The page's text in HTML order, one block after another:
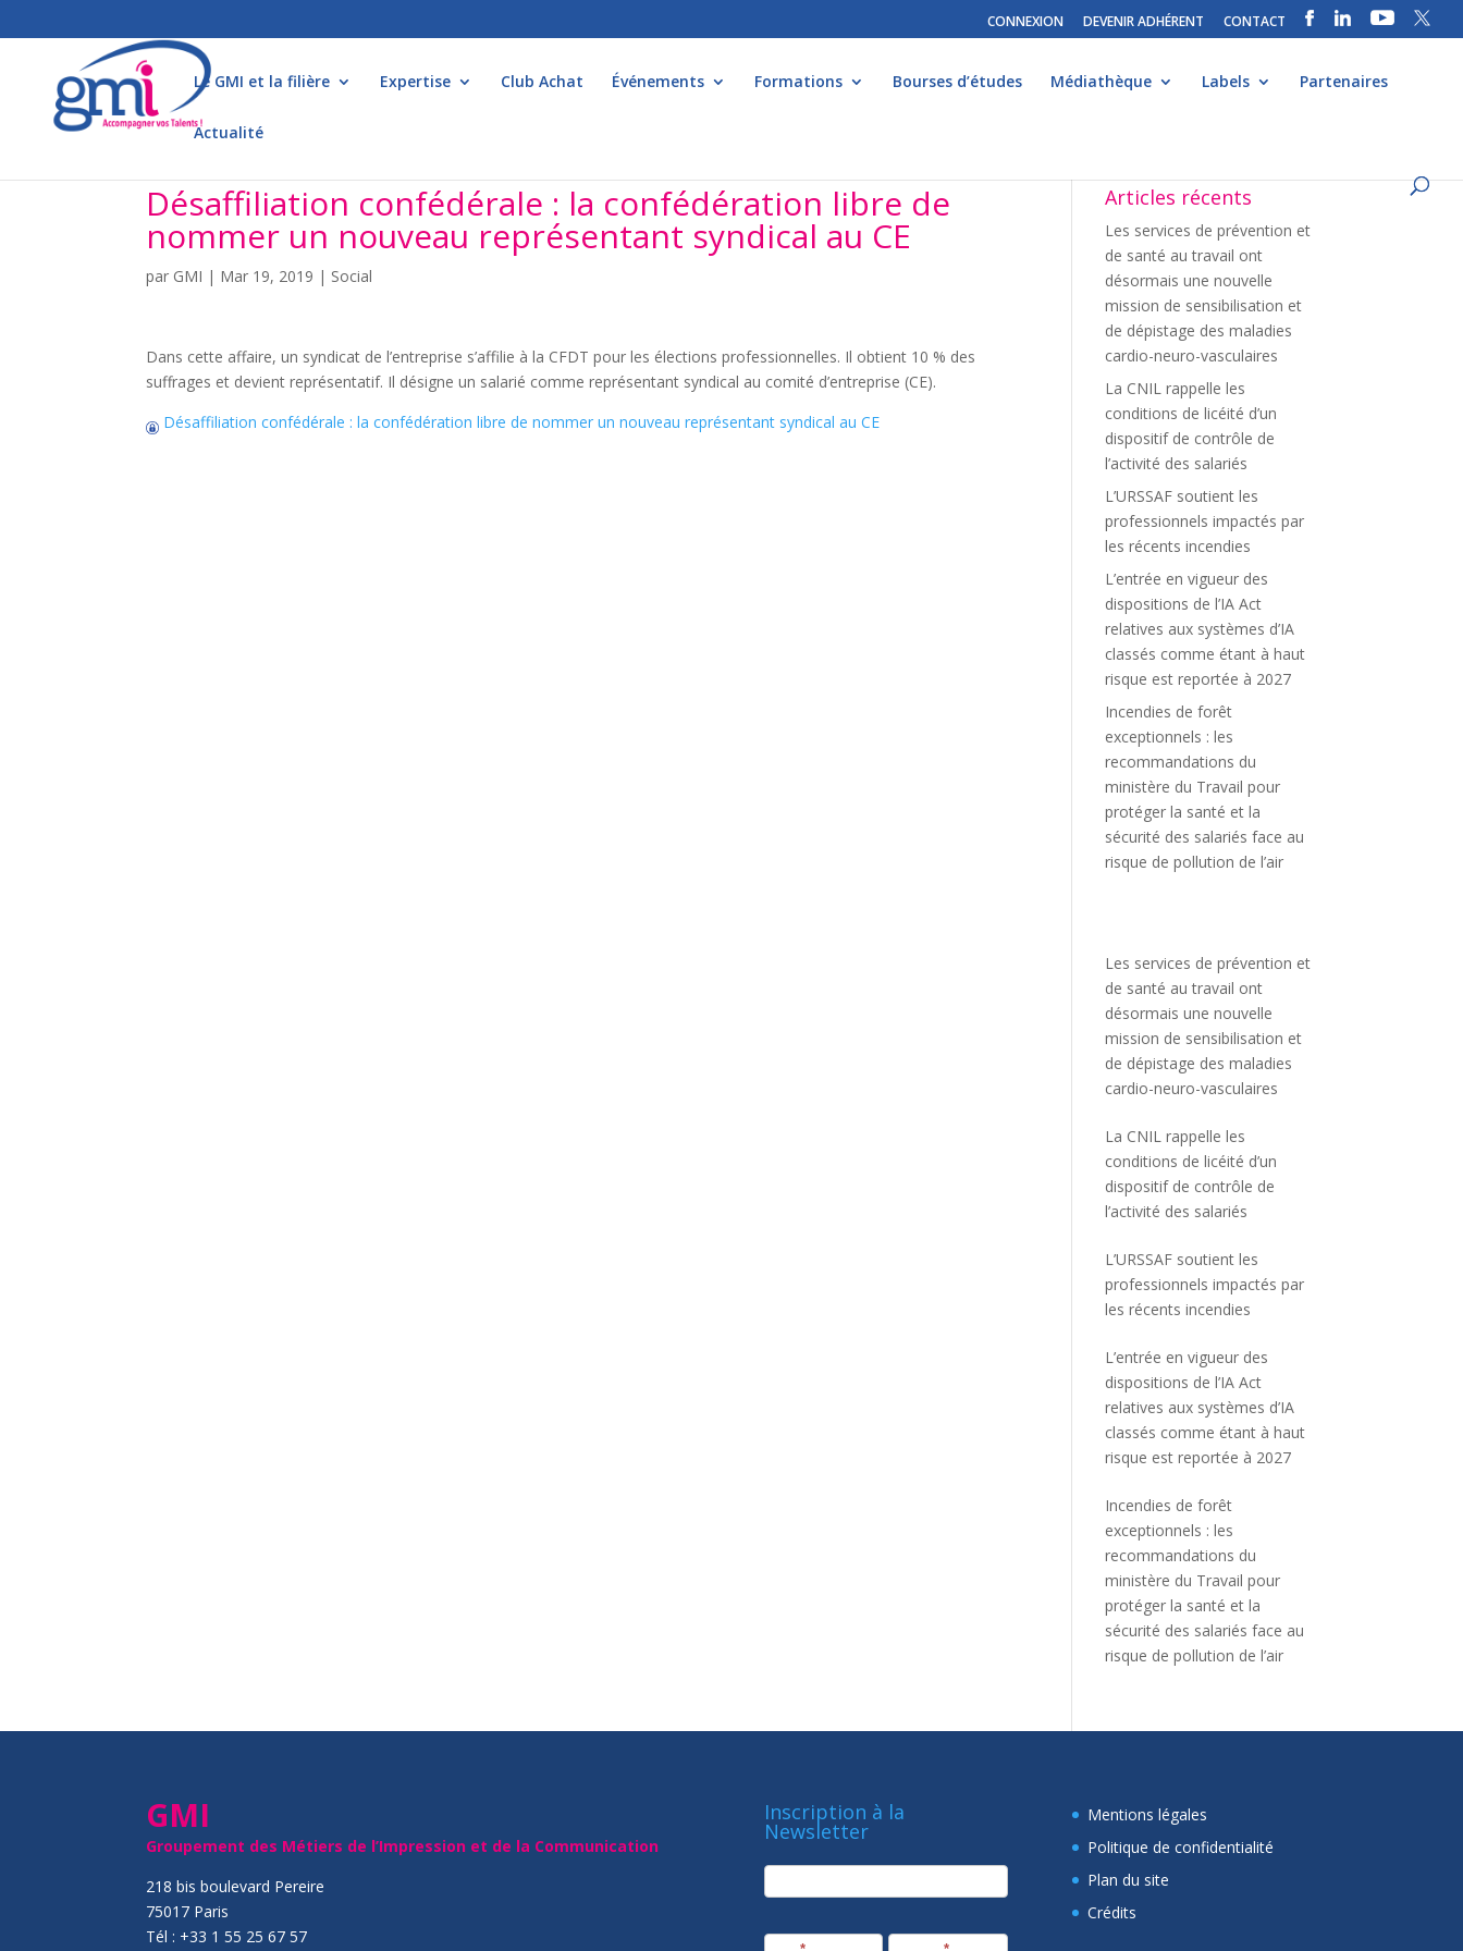
CONNEXION DEVENIR ADHÉRENT CONTACT
Le GMI et la filière Expertise Club Achat Événements Formations Bourses d’études Médiathèque Labels Partenaires
Actualité
Désaffiliation confédérale : la confédération libre de
nommer un nouveau représentant syndical au CE
par GMI | Mar 19, 2019 | Social
Dans cette affaire, un syndicat de l’entreprise s’affilie à la CFDT pour les élections professionnelles. Il obtient 10 % des
suffrages et devient représentatif. Il désigne un salarié comme représentant syndical au comité d’entreprise (CE).
Désaffiliation confédérale : la confédération libre de nommer un nouveau représentant syndical au CE
Articles récents
Les services de prévention et
de santé au travail ont
désormais une nouvelle
mission de sensibilisation et
de dépistage des maladies
cardio-neuro-vasculaires
La CNIL rappelle les
conditions de licéité d’un
dispositif de contrôle de
l’activité des salariés
L’URSSAF soutient les
professionnels impactés par
les récents incendies
L’entrée en vigueur des
dispositions de l’IA Act
relatives aux systèmes d’IA
classés comme étant à haut
risque est reportée à 2027
Incendies de forêt
exceptionnels : les
recommandations du
ministère du Travail pour
protéger la santé et la
sécurité des salariés face au
risque de pollution de l’air
Les services de prévention et
de santé au travail ont
désormais une nouvelle
mission de sensibilisation et
de dépistage des maladies
cardio-neuro-vasculaires
La CNIL rappelle les
conditions de licéité d’un
dispositif de contrôle de
l’activité des salariés
L’URSSAF soutient les
professionnels impactés par
les récents incendies
L’entrée en vigueur des
dispositions de l’IA Act
relatives aux systèmes d’IA
classés comme étant à haut
risque est reportée à 2027
Incendies de forêt
exceptionnels : les
recommandations du
ministère du Travail pour
protéger la santé et la
sécurité des salariés face au
risque de pollution de l’air
GMI
Groupement des Métiers de l’Impression et de la Communication
218 bis boulevard Pereire
75017 Paris
Tél : +33 1 55 25 67 57
Inscription à la
Newsletter
newsletter
Mentions légales
Politique de confidentialité
Plan du site
Crédits